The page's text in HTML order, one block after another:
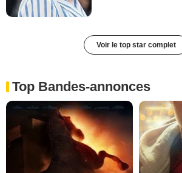
Voir le top star complet
Top Bandes-annonces